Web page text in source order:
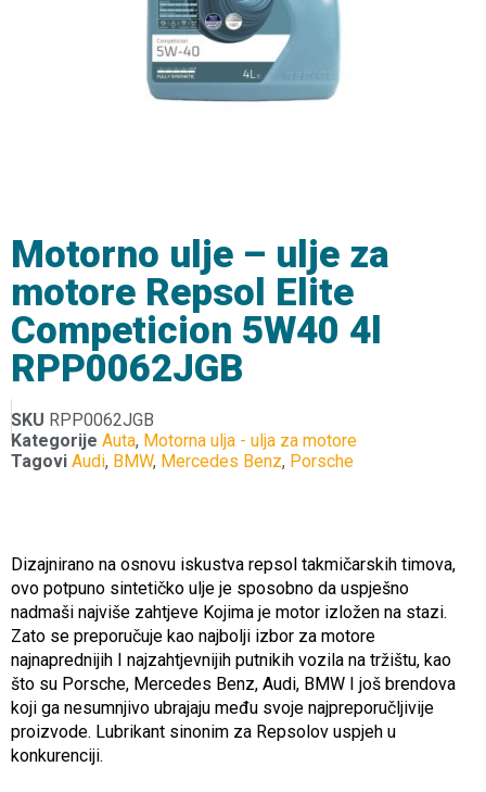
Motorno ulje – ulje za
motore Repsol Elite
Competicion 5W40 4l
RPP0062JGB
SKU RPP0062JGB
Kategorije Auta, Motorna ulja - ulja za motore
Tagovi Audi, BMW, Mercedes Benz, Porsche
Dizajnirano na osnovu iskustva repsol takmičarskih timova,
ovo potpuno sintetičko ulje je sposobno da uspješno
nadmaši najviše zahtjeve Kojima je motor izložen na stazi.
Zato se preporučuje kao najbolji izbor za motore
najnaprednijih I najzahtjevnijih putnikih vozila na tržištu, kao
što su Porsche, Mercedes Benz, Audi, BMW I još brendova
koji ga nesumnjivo ubrajaju među svoje najpreporučljivije
proizvode. Lubrikant sinonim za Repsolov uspjeh u
konkurenciji.